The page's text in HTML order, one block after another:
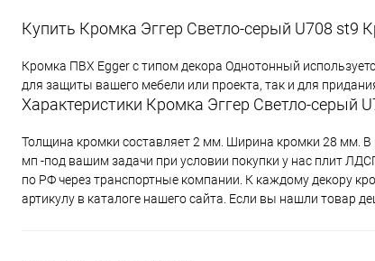
Купить Кромка Эггер Светло-серый U708
Кромка ПВХ Egger с типом декора Однотонный
для защиты вашего мебели или проекта, так и для
Характеристики Кромка Эггер Светло-серый
Толщина кромки составляет 2 мм. Ширина кромки 28 мм.
мп -под вашим задачи при условии покупки у нас плит
по РФ через транспортные компании. К каждому декору
артикулу в каталоге нашего сайта. Если вы нашли товар